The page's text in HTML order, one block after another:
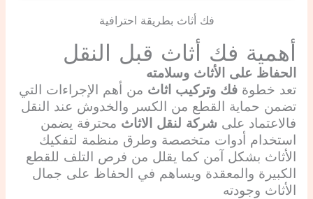
فك أثاث بطريقة احترافية
أهمية فك أثاث قبل النقل
الحفاظ على الأثاث وسلامته
تعد خطوة فك وتركيب اثاث من أهم الإجراءات التي
تضمن حماية القطع من الكسر والخدوش عند النقل
فالاعتماد على شركة لنقل الاثاث محترفة يضمن
استخدام أدوات متخصصة وطرق منظمة لتفكيك
الأثاث بشكل آمن كما يقلل من فرص التلف للقطع
الكبيرة والمعقدة ويساهم في الحفاظ على جمال
الأثاث وجودته